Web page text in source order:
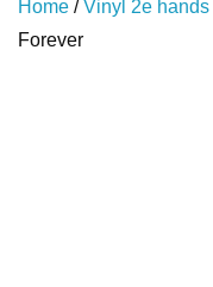
Home /Vinyl 2e hands
Forever